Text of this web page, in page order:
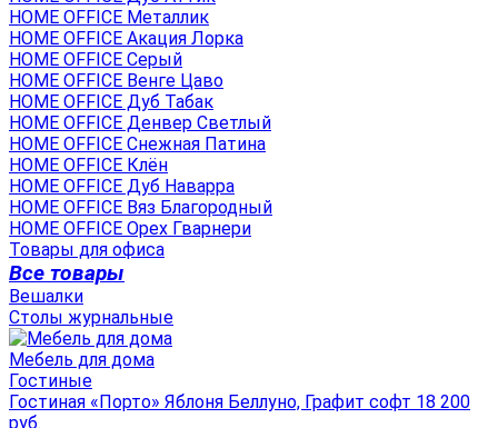
HOME OFFICE Металлик
HOME OFFICE Акация Лорка
HOME OFFICE Серый
HOME OFFICE Венге Цаво
HOME OFFICE Дуб Табак
HOME OFFICE Денвер Светлый
HOME OFFICE Снежная Патина
HOME OFFICE Клён
HOME OFFICE Дуб Наварра
HOME OFFICE Вяз Благородный
HOME OFFICE Орех Гварнери
Товары для офиса
Все товары
Вешалки
Столы журнальные
Мебель для дома
Гостиные
Гостиная «Порто» Яблоня Беллуно, Графит софт 18 200
руб.